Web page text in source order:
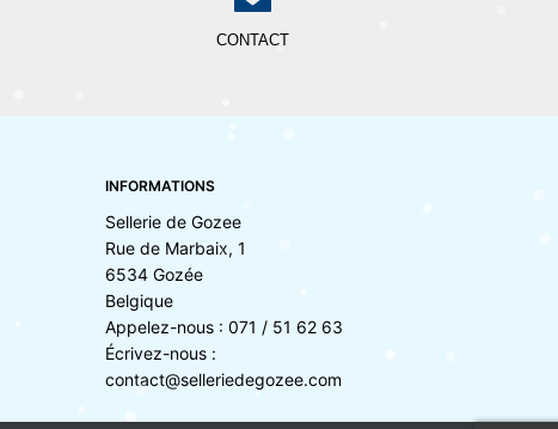
CONTACT
INFORMATIONS
Sellerie de Gozee
Rue de Marbaix, 1
6534 Gozée
Belgique
Appelez-nous : 071 / 51 62 63
Écrivez-nous :
contact@selleriedegozee.com